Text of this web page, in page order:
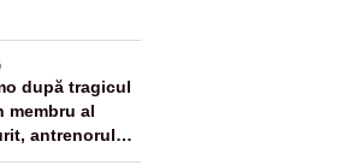
fraudă
după tragicul
membru al
antrenorul
spital